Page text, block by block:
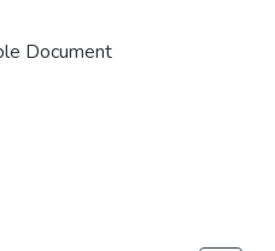
Document